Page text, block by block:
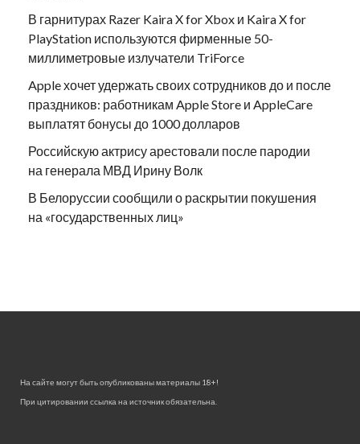
В гарнитурах Razer Kaira X for Xbox и Kaira X for
PlayStation используются фирменные 50-
миллиметровые излучатели TriForce
Apple хочет удержать своих сотрудников до и после
праздников: работникам Apple Store и AppleCare
выплатят бонусы до 1000 долларов
Российскую актрису арестовали после пародии
на генерала МВД Ирину Волк
В Белоруссии сообщили о раскрытии покушения
на «государственных лиц»
На сайте могут быть опубликованы материалы 18+!
При цитировании ссылка на источник обязательна.